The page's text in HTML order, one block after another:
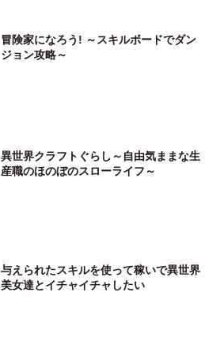
冒険家になろう! ～スキルボードでダン
ジョン攻略～
異世界クラフトぐらし～自由気ままな生
産職のほのぼのスローライフ～
与えられたスキルを使って稼いで異世界
美女達とイチャイチャしたい